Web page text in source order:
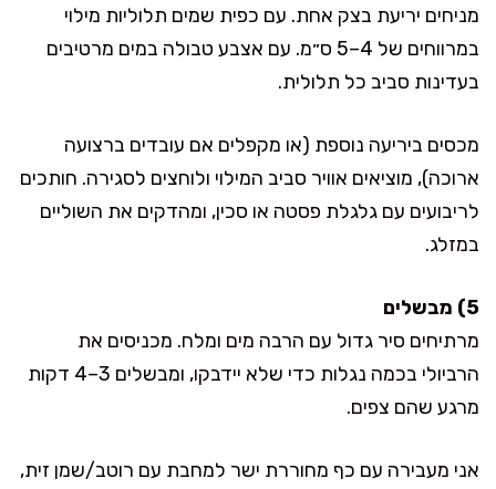
מניחים יריעת בצק אחת. עם כפית שמים תלוליות מילוי
במרווחים של 4–5 ס״מ. עם אצבע טבולה במים מרטיבים
בעדינות סביב כל תלולית.
מכסים ביריעה נוספת (או מקפלים אם עובדים ברצועה
ארוכה), מוציאים אוויר סביב המילוי ולוחצים לסגירה. חותכים
לריבועים עם גלגלת פסטה או סכין, ומהדקים את השוליים
במזלג.
5) מבשלים
מרתיחים סיר גדול עם הרבה מים ומלח. מכניסים את
הרביולי בכמה נגלות כדי שלא יידבקו, ומבשלים 3–4 דקות
מרגע שהם צפים.
אני מעבירה עם כף מחוררת ישר למחבת עם רוטב/שמן זית,